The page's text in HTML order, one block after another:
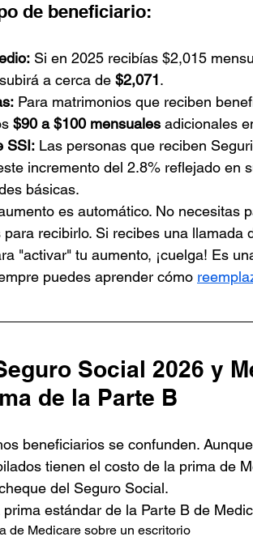
de beneficiario:
Si en 2025 recibías $2,015
a cerca de $2,071.
Para matrimonios que reciben
$90 a $100 mensuales adicionales
SSI: Las personas que reciben
incremento del 2.8% reflejado en
básicas.
es automático. No necesitas
recibirlo. Si recibes una llamada
"activar" tu aumento, ¡cuelga! Es
puedes aprender cómo
Social 2026 y
de la Parte B
beneficiarios se confunden.
tienen el costo de la prima de
del Seguro Social.
estándar de la Parte B de